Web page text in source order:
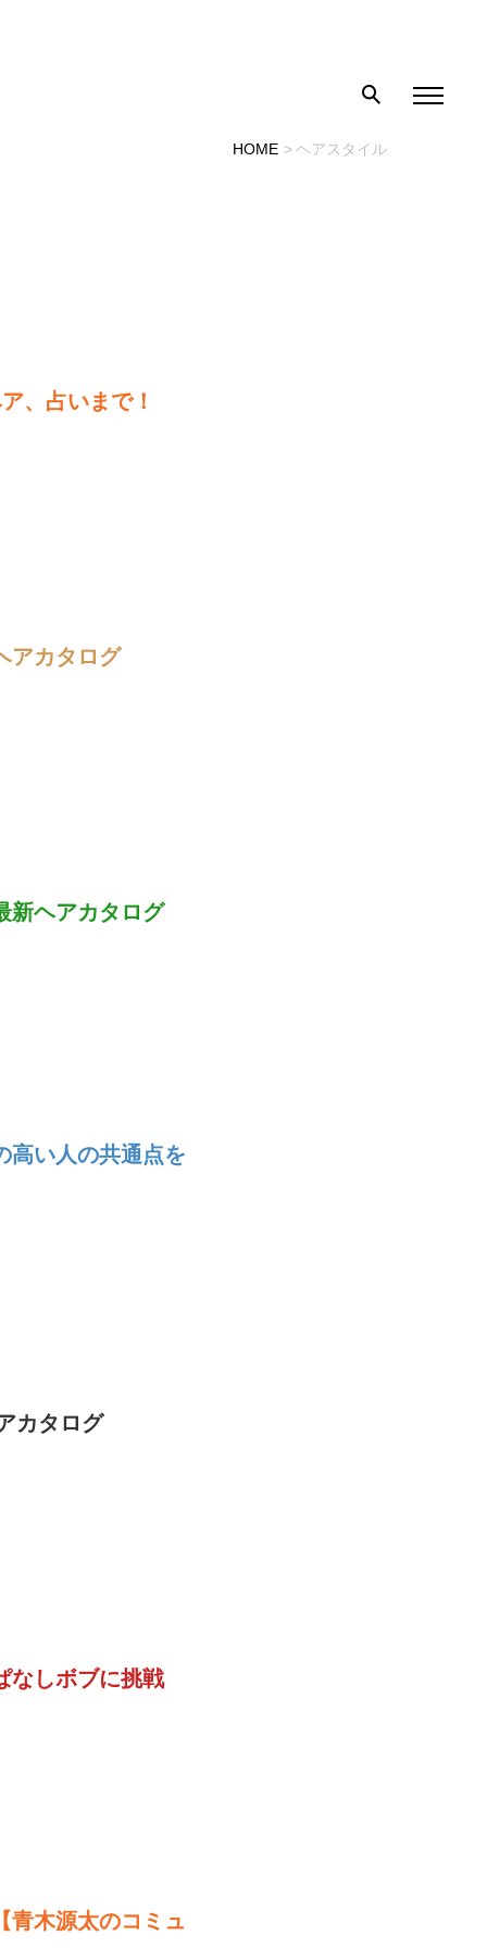
HOME ヘアスタイル
、占いまで！
アカタログ
新ヘアカタログ
高い人の共通点を
カタログ
なしボブに挑戦
青木源太のコミュ